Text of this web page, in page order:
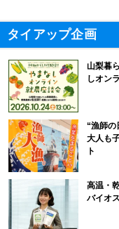
タイアップ企画
山梨暮
しオン
“漁師の
大人も
ト
高温・
バイオ